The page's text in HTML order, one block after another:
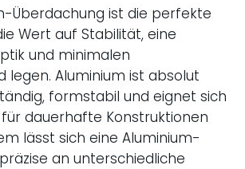
Überdachung ist die perfekte
Wert auf Stabilität, eine
und minimalen
legen. Aluminium ist absolut
formstabil und eignet sich
dauerhafte Konstruktionen
lässt sich eine Aluminium-
präzise an unterschiedliche